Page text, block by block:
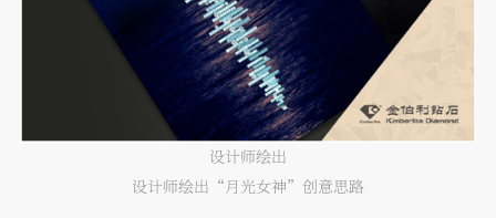
设计师绘出
设计师绘出“月光女神”创意思路